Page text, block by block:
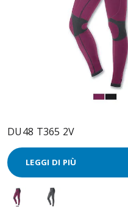
DU48 T365 2V
LEGGI DI PIÙ